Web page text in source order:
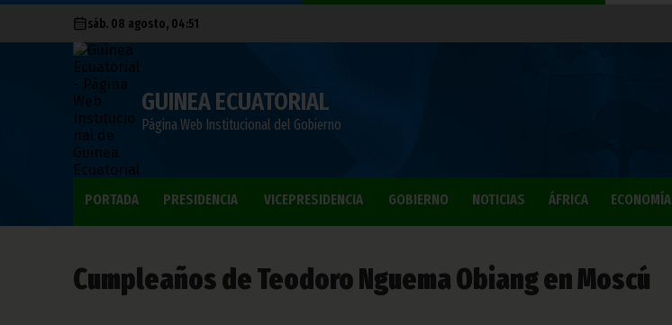
sáb. 08 agosto, 04:51
GUINEA ECUATORIAL
Página Web Institucional del Gobierno
PORTADA PRESIDENCIA VICEPRESIDENCIA GOBIERNO NOTICIAS ÁFRICA ECONOMÍA
Cumpleaños de Teodoro Nguema Obiang en Moscú